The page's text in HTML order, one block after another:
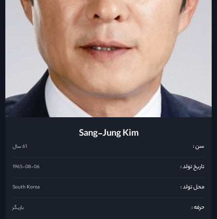
Sang-Jung Kim
سن : 61 سال
تاریخ تولد : 1965-08-06
محل تولد : South Korea
حرفه : بازیگر